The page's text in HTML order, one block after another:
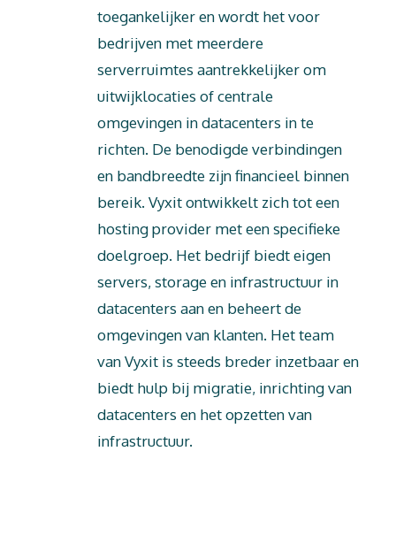
toegankelijker en wordt het voor
bedrijven met meerdere
serverruimtes aantrekkelijker om
uitwijklocaties of centrale
omgevingen in datacenters in te
richten. De benodigde verbindingen
en bandbreedte zijn financieel binnen
bereik. Vyxit ontwikkelt zich tot een
hosting provider met een specifieke
doelgroep. Het bedrijf biedt eigen
servers, storage en infrastructuur in
datacenters aan en beheert de
omgevingen van klanten. Het team
van Vyxit is steeds breder inzetbaar en
biedt hulp bij migratie, inrichting van
datacenters en het opzetten van
infrastructuur.